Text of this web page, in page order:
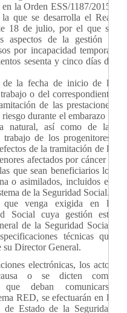
la Orden ESS/1187/2015,
que se desarrolla el Real
18 de julio, por el que se
aspectos de la gestión y
por incapacidad temporal
sesenta y cinco días de
de la fecha de inicio de la
o del correspondiente
de las prestaciones
durante el embarazo y
natural, así como de las
de los progenitores,
de la tramitación de la
afectados por cáncer u
que sean beneficiarios los
o asimilados, incluidos en
de la Seguridad Social.
venga exigida en la
Social cuya gestión esté
de la Seguridad Social,
técnicas que
su Director General.
electrónicas, los actos
o se dicten como
deban comunicarse
RED, se efectuarán en la
Estado de la Seguridad